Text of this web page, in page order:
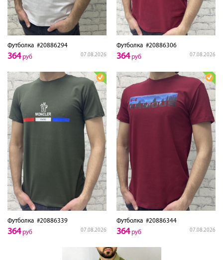
Футболка #20886294
07.08.2026
364руб
Футболка #20886306
07.08.2026
364руб
Футболка #20886339
07.08.2026
364руб
Футболка #20886344
07.08.2026
364руб